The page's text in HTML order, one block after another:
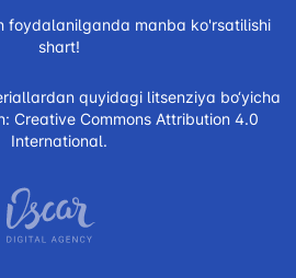
foydalanilganda manba ko'rsatilishi
shart!
quyidagi litsenziya bo‘yicha
Creative Commons Attribution 4.0
International.